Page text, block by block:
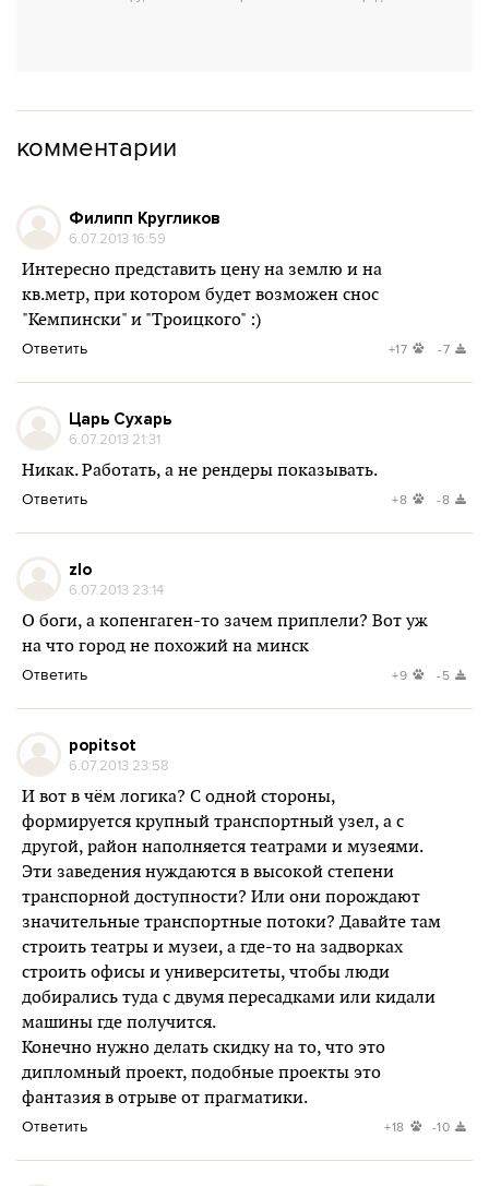
комментарии
Филипп Кругликов
6.07.2013 16:59
Интересно представить цену на землю и на
кв.метр, при котором будет возможен снос
"Кемпински" и "Троицкого" :)
Ответить +17 -7
Царь Сухарь
6.07.2013 21:31
Никак. Работать, а не рендеры показывать.
Ответить +8 -8
zlo
6.07.2013 23:14
О боги, а копенгаген-то зачем приплели? Вот уж
на что город не похожий на минск
Ответить +9 -5
popitsot
6.07.2013 23:58
И вот в чём логика? С одной стороны,
формируется крупный транспортный узел, а с
другой, район наполняется театрами и музеями.
Эти заведения нуждаются в высокой степени
транспорной доступности? Или они порождают
значительные транспортные потоки? Давайте там
строить театры и музеи, а где-то на задворках
строить офисы и университеты, чтобы люди
добирались туда с двумя пересадками или кидали
машины где получится.
Конечно нужно делать скидку на то, что это
дипломный проект, подобные проекты это
фантазия в отрыве от прагматики.
Ответить +18 -10